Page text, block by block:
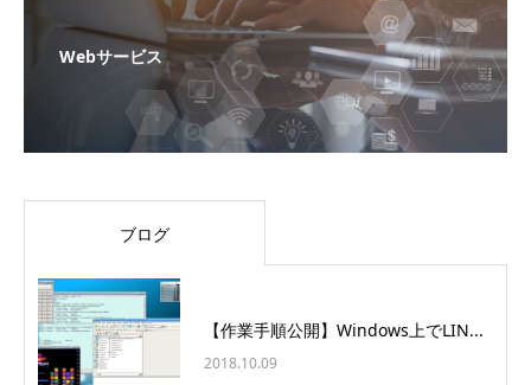
Webサービス
ブログ
【作業手順公開】Windows上でLIN...
2018.10.09